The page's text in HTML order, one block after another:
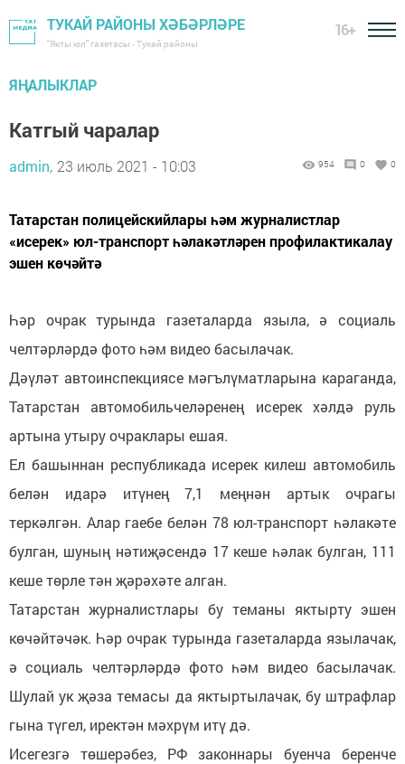
ТУКАЙ РАЙОНЫ ХӘБӘРЛӘРЕ
"Якты юл" газетасы - Тукай районы
16+
ЯҢАЛЫКЛАР
Катгый чаралар
admin, 23 июль 2021 - 10:03 954 0 0
Татарстан полицейскийлары һәм журналистлар
«исерек» юл-транспорт һәлакәтләрен профилактикалау
эшен көчәйтә
Һәр очрак турында газеталарда языла, ә социаль
челтәрләрдә фото һәм видео басылачак.
Дәүләт автоинспекциясе мәгълүматларына караганда,
Татарстан автомобильчеләренең исерек хәлдә руль
артына утыру очраклары ешая.
Ел башыннан республикада исерек килеш автомобиль
белән идарә итүнең 7,1 меңнән артык очрагы
теркәлгән. Алар гаебе белән 78 юл-транспорт һәлакәте
булган, шуның нәтиҗәсендә 17 кеше һәлак булган, 111
кеше төрле тән җәрәхәте алган.
Татарстан журналистлары бу теманы яктырту эшен
көчәйтәчәк. Һәр очрак турында газеталарда язылачак,
ә социаль челтәрләрдә фото һәм видео басылачак.
Шулай ук җәза темасы да яктыртылачак, бу штрафлар
гына түгел, иректән мәхрүм итү дә.
Исегезгә төшерәбез, РФ законнары буенча беренче